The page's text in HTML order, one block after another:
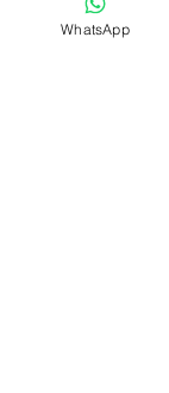
WhatsApp